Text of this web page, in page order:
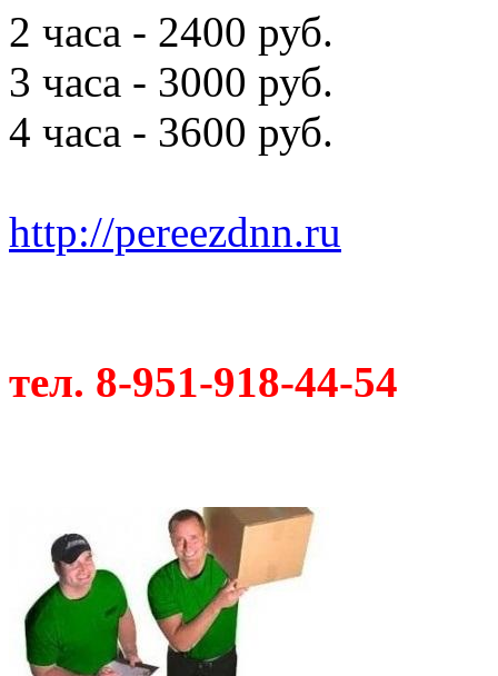
2 часа - 2400 руб.
3 часа - 3000 руб.
4 часа - 3600 руб.
http://pereezdnn.ru
тел. 8-951-918-44-54